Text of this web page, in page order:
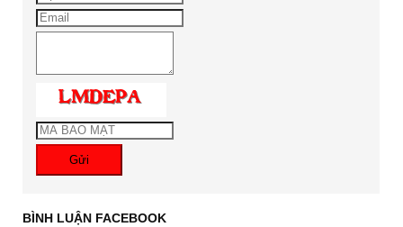
Gửi
BÌNH LUẬN FACEBOOK